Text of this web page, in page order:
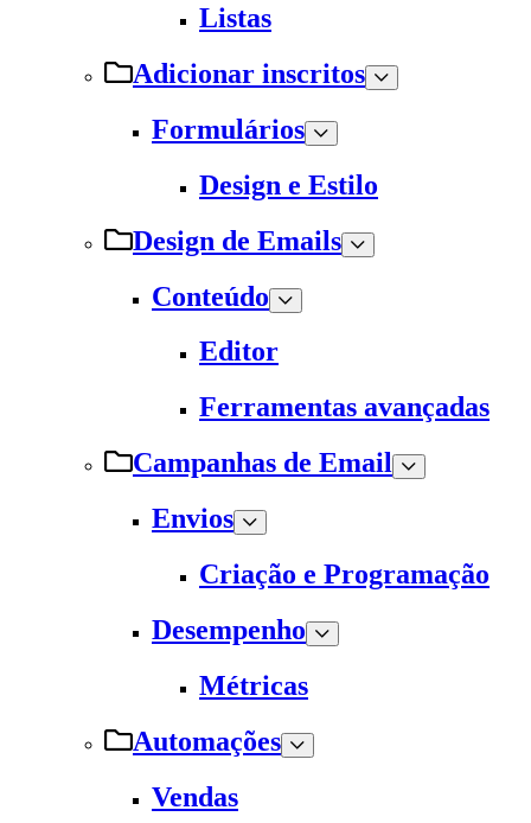
Listas
Adicionar inscritos
Formulários
Design e Estilo
Design de Emails
Conteúdo
Editor
Ferramentas avançadas
Campanhas de Email
Envios
Criação e Programação
Desempenho
Métricas
Automações
Vendas